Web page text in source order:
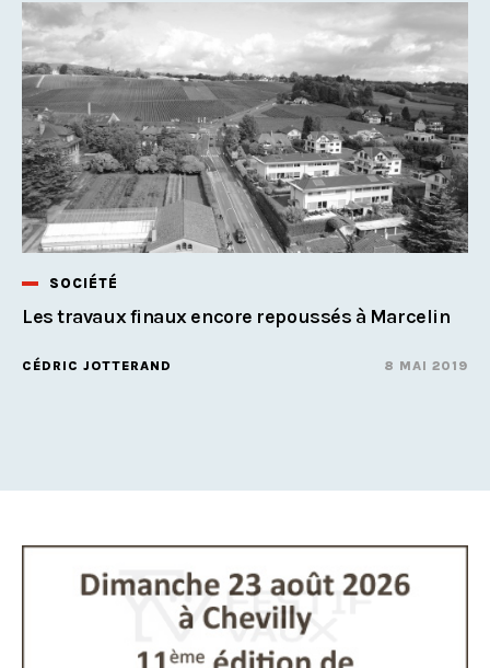
SOCIÉTÉ
Les travaux finaux encore repoussés à Marcelin
CÉDRIC JOTTERAND 8 MAI 2019